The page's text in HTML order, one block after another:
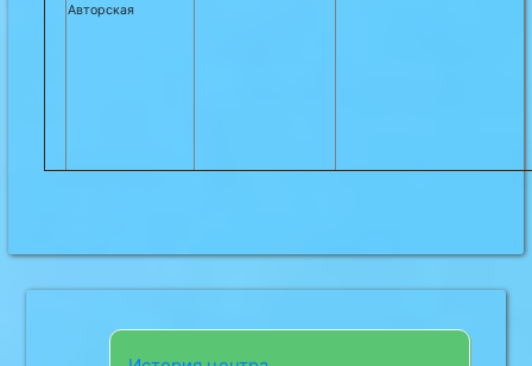
Авторская